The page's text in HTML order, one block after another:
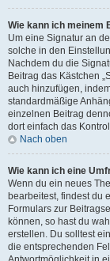
Wie kann ich meinem
Um eine Signatur an
solche in den
Nachdem du die
Beitrag das Kästchen
auch hinzufügen,
standardmäßige
einzelnen Beitrag
dort einfach das
Nach oben
Wie kann ich eine
Wenn du ein neues
bearbeitest, findest du
Formulars zur
können, so hast du
erstellen. Du solltest
die entsprechenden